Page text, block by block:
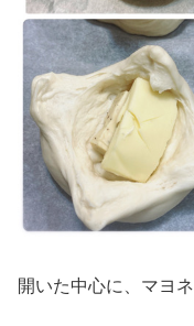
開いた中心に、マヨ